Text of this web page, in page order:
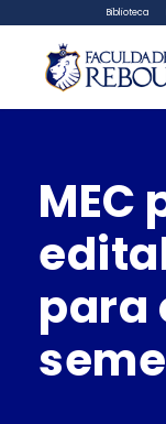
Biblioteca
MEC
para